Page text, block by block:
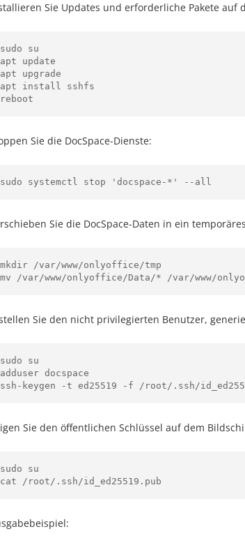
Sie Updates und erforderliche Pakete auf
sudo su
apt update
apt upgrade
apt install sshfs
Sie die DocSpace-Dienste:
sudo systemctl stop 'docspace-*' --all
Sie die DocSpace-Daten in ein
mkdir /var/www/onlyoffice/tmp
Sie den nicht privilegierten Benutzer,
sudo su
adduser docspace
Sie den öffentlichen Schlüssel auf dem
sudo su